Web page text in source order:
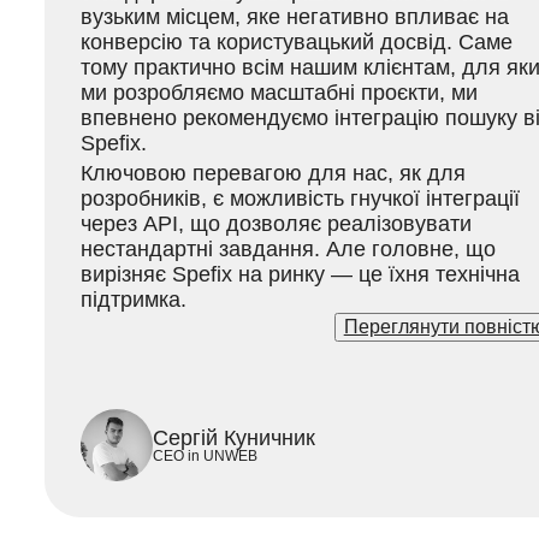
вузьким місцем, яке негативно впливає на
конверсію та користувацький досвід. Саме
тому практично всім нашим клієнтам, для
ми розробляємо масштабні проєкти, ми
впевнено рекомендуємо інтеграцію пошуку
Spefix.
Ключовою перевагою для нас, як для
розробників, є можливість гнучкої інтеграції
через API, що дозволяє реалізовувати
нестандартні завдання. Але головне, що
вирізняє Spefix на ринку — це їхня технічна
підтримка.
За весь час нашої співпраці ми
що найцінніше — готова йти назустріч у
розробці кастомного функціоналу та адаптації
рішень під специфічні потреби наших клієнтів.
Такий рівень залученості та гнучкості є
Переглянути
Сергій Куничник
CEO in UNWEB